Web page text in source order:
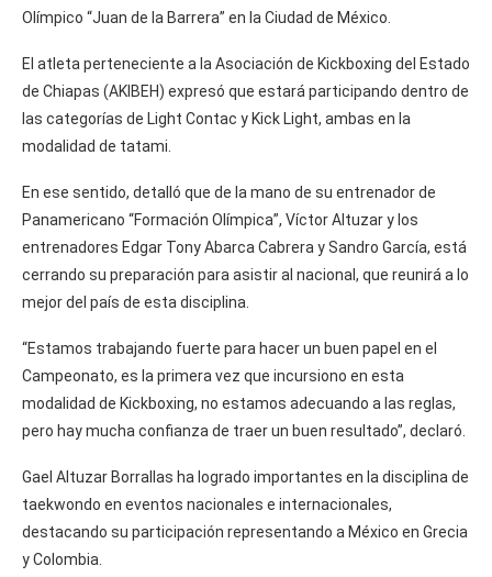
Olímpico “Juan de la Barrera” en la Ciudad de México.
El atleta perteneciente a la Asociación de Kickboxing del Estado
de Chiapas (AKIBEH) expresó que estará participando dentro de
las categorías de Light Contac y Kick Light, ambas en la
modalidad de tatami.
En ese sentido, detalló que de la mano de su entrenador de
Panamericano “Formación Olímpica”, Víctor Altuzar y los
entrenadores Edgar Tony Abarca Cabrera y Sandro García, está
cerrando su preparación para asistir al nacional, que reunirá a lo
mejor del país de esta disciplina.
“Estamos trabajando fuerte para hacer un buen papel en el
Campeonato, es la primera vez que incursiono en esta
modalidad de Kickboxing, no estamos adecuando a las reglas,
pero hay mucha confianza de traer un buen resultado”, declaró.
Gael Altuzar Borrallas ha logrado importantes en la disciplina de
taekwondo en eventos nacionales e internacionales,
destacando su participación representando a México en Grecia
y Colombia.